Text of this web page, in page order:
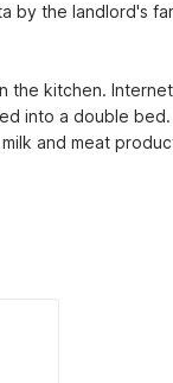
by the landlord's
kitchen.
into a double
and meat